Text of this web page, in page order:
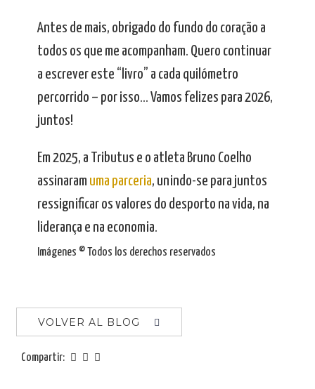
Antes de mais, obrigado do fundo do coração a
todos os que me acompanham. Quero continuar
a escrever este “livro” a cada quilómetro
percorrido – por isso… Vamos felizes para 2026,
juntos!
Em 2025, a Tributus e o atleta Bruno Coelho
assinaram uma parceria, unindo-se para juntos
ressignificar os valores do desporto na vida, na
liderança e na economia.
Imágenes © Todos los derechos reservados
VOLVER AL BLOG
Compartir: